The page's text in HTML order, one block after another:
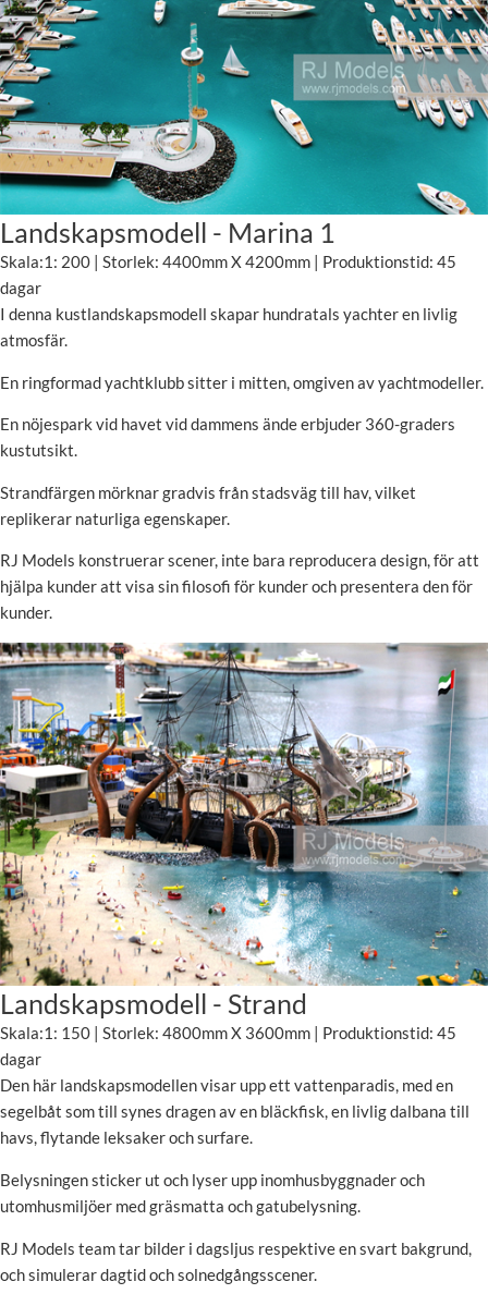
Landskapsmodell - Marina 1
Skala:1: 200 | Storlek: 4400mm X 4200mm | Produktionstid: 45
dagar
I denna kustlandskapsmodell skapar hundratals yachter en livlig
atmosfär.
En ringformad yachtklubb sitter i mitten, omgiven av yachtmodeller.
En nöjespark vid havet vid dammens ände erbjuder 360-graders
kustutsikt.
Strandfärgen mörknar gradvis från stadsväg till hav, vilket
replikerar naturliga egenskaper.
RJ Models konstruerar scener, inte bara reproducera design, för att
hjälpa kunder att visa sin filosofi för kunder och presentera den för
kunder.
Landskapsmodell - Strand
Skala:1: 150 | Storlek: 4800mm X 3600mm | Produktionstid: 45
dagar
Den här landskapsmodellen visar upp ett vattenparadis, med en
segelbåt som till synes dragen av en bläckfisk, en livlig dalbana till
havs, flytande leksaker och surfare.
Belysningen sticker ut och lyser upp inomhusbyggnader och
utomhusmiljöer med gräsmatta och gatubelysning.
RJ Models team tar bilder i dagsljus respektive en svart bakgrund,
och simulerar dagtid och solnedgångsscener.